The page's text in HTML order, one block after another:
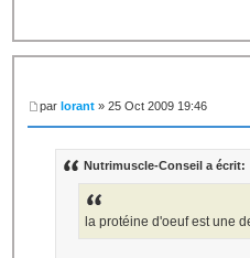
parlorant » 25 Oct 2009 19:46
Nutrimuscle-Conseil a écrit:
la protéine d'oeuf est une